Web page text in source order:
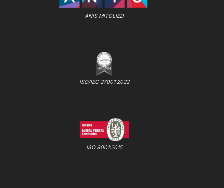
ANIS MITGLIED
ISO/IEC 27001:2022
ISO 9001:2015